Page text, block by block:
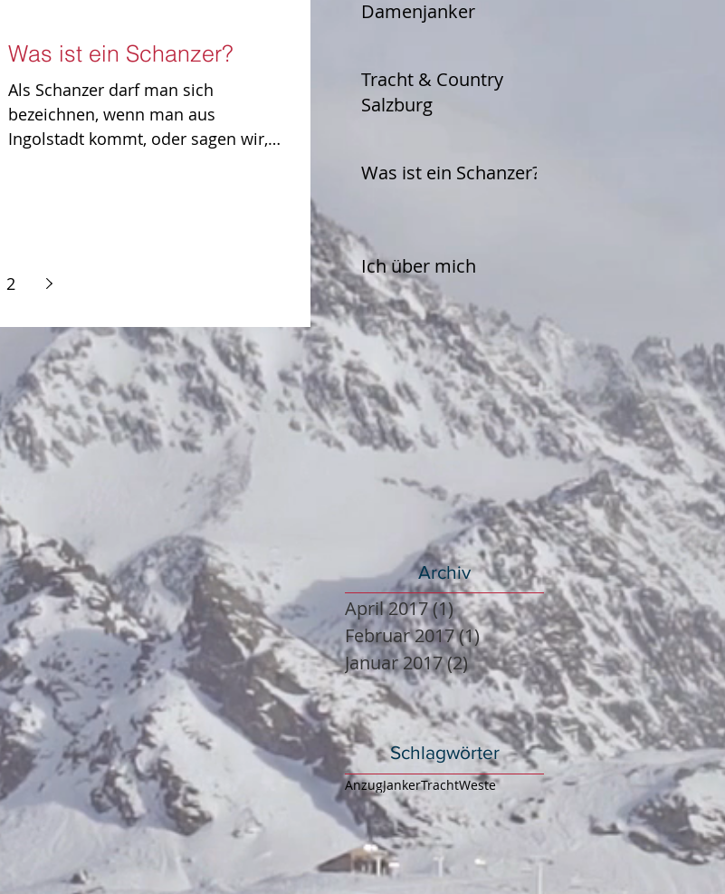
Was ist ein Schanzer?
Als Schanzer darf man sich
bezeichnen, wenn man aus
Ingolstadt kommt, oder sagen wir,
2
Damenjanker
Tracht & Country
Salzburg
Was ist ein Schanzer?
Ich über mich
Archiv
April 2017(1)1 Beitrag
Februar 2017(1)1 Beitrag
Januar 2017(2)2 Beiträge
Schlagwörter
AnzugJankerTrachtWeste